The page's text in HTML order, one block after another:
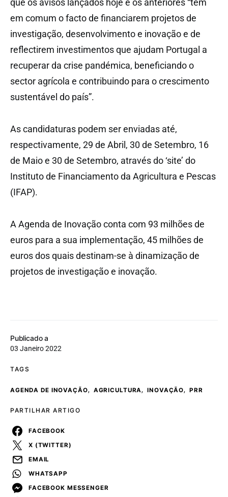
Publicado a
03 Janeiro 2022
TAGS
AGENDA DE INOVAÇÃO, AGRICULTURA, INOVAÇÃO, PRR
PARTILHAR ARTIGO
FACEBOOK
X (TWITTER)
EMAIL
WHATSAPP
FACEBOOK MESSENGER
que os avisos lançados hoje e os anteriores “têm
em comum o facto de financiarem projetos de
investigação, desenvolvimento e inovação e de
reflectirem investimentos que ajudam Portugal a
recuperar da crise pandémica, beneficiando o
sector agrícola e contribuindo para o crescimento
sustentável do país”.
As candidaturas podem ser enviadas até,
respectivamente, 29 de Abril, 30 de Setembro, 16
de Maio e 30 de Setembro, através do ‘site’ do
Instituto de Financiamento da Agricultura e Pescas
(IFAP).
A Agenda de Inovação conta com 93 milhões de
euros para a sua implementação, 45 milhões de
euros dos quais destinam-se à dinamização de
projetos de investigação e inovação.